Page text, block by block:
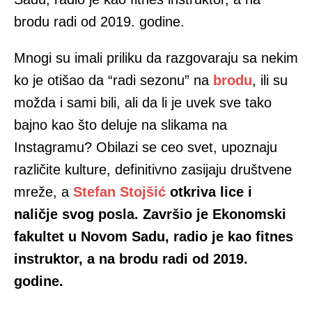
brodu radi od 2019. godine.
Mnogi su imali priliku da razgovaraju sa nekim
ko je otišao da “radi sezonu” na brodu, ili su
možda i sami bili, ali da li je uvek sve tako
bajno kao što deluje na slikama na
Instagramu? Obilazi se ceo svet, upoznaju
različite kulture, definitivno zasijaju društvene
mreže, a Stefan Stojšić otkriva lice i
naličje svog posla. Završio je Ekonomski
fakultet u Novom Sadu, radio je kao fitnes
instruktor, a na brodu radi od 2019.
godine.